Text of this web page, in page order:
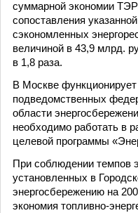
суммарной экономии ТЭР
сопоставления
сэкономленных
величиной в 43,9 млрд.
в 1,8 раза.
В Москве
подведомственных
области
необходимо работать в
целевой программы
При соблюдении темпов
установленных в
энергосбережению на
экономия топливно-